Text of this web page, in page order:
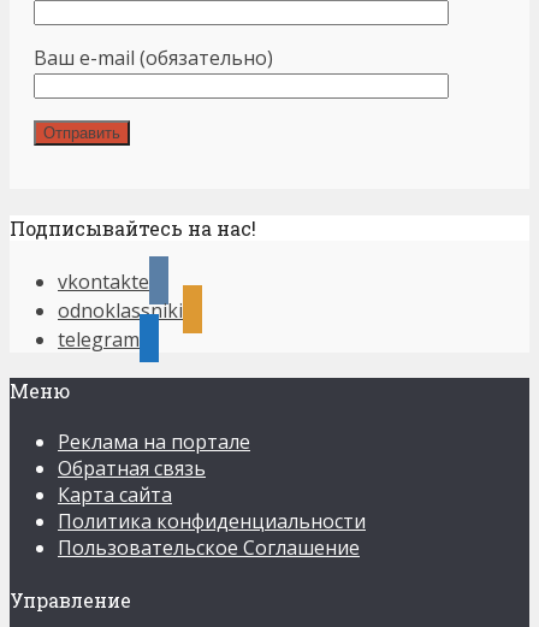
Ваш e-mail (обязательно)
Подписывайтесь на нас!
vkontakte
odnoklassniki
telegram
Меню
Реклама на портале
Обратная связь
Карта сайта
Политика конфиденциальности
Пользовательское Соглашение
Управление